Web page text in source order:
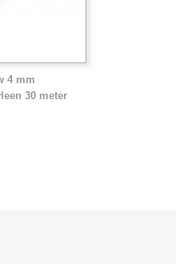
4 mm
30 meter